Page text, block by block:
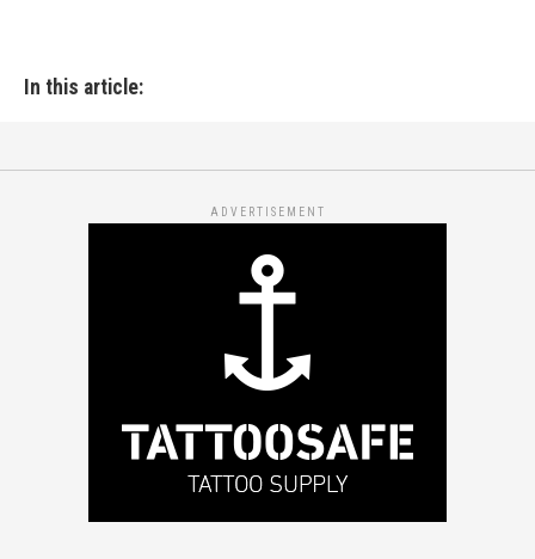
In this article:
ADVERTISEMENT